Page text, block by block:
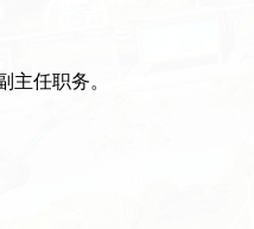
任职务。